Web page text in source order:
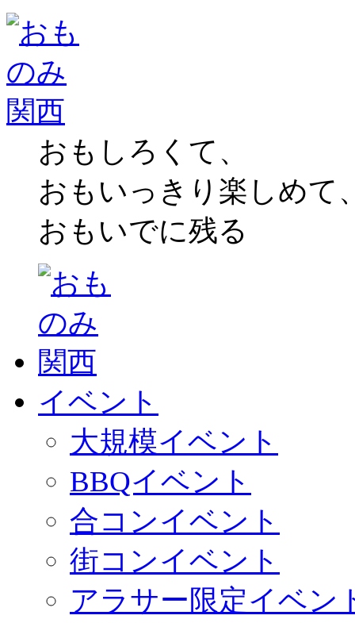
おもしろくて、
おもいっきり楽しめて
おもいでに残る
イベント
大規模イベント
BBQイベント
合コンイベント
街コンイベント
アラサー限定イベン